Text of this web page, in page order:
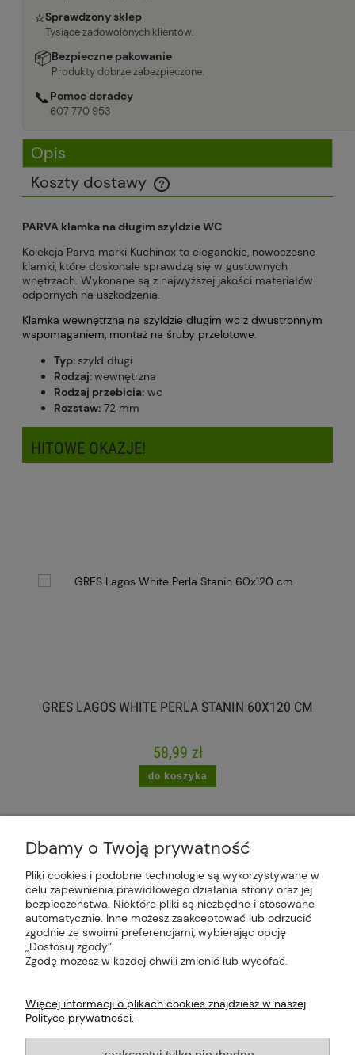
⭐Sprawdzony sklep
Tysiące zadowolonych klientów.
📦Bezpieczne pakowanie
Produkty dobrze zabezpieczone.
📞Pomoc doradcy
607 770 953
Opis
Koszty dostawy
Cena nie zawiera ewentualnych kosztów płatności
PARVA klamka na długim szyldzie WC
Kolekcja Parva marki Kuchinox to eleganckie, nowoczesne
klamki, które doskonale sprawdzą się w gustownych
wnętrzach. Wykonane są z najwyższej jakości materiałów
odpornych na uszkodzenia.
Klamka wewnętrzna na szyldzie długim wc z dwustronnym
wspomaganiem, montaż na śruby przelotowe.
Typ: szyld długi
Rodzaj:wewnętrzna
Rodzaj przebicia: wc
Rozstaw: 72 mm
HITOWE OKAZJE!
GRES LAGOS WHITE PERLA STANIN 60X120 CM
58,99 zł
do koszyka
Plus Market Sp. z o.o. | Zakręcie 2K, 22-300
Krasnystaw, woj. lubelskie | sklep@plus-market.pl
| tel: 607 770 953 | NIP: 5170405164
O FIRMIE
Dbamy o Twoją prywatność
Pliki cookies i podobne technologie są wykorzystywane w
celu zapewnienia prawidłowego działania strony oraz jej
bezpieczeństwa. Niektóre pliki są niezbędne i stosowane
automatycznie. Inne możesz zaakceptować lub odrzucić
zgodnie ze swoimi preferencjami, wybierając opcję
„Dostosuj zgody”.
Zgodę możesz w każdej chwili zmienić lub wycofać.
Więcej informacji o plikach cookies znajdziesz w naszej
Polityce prywatności.